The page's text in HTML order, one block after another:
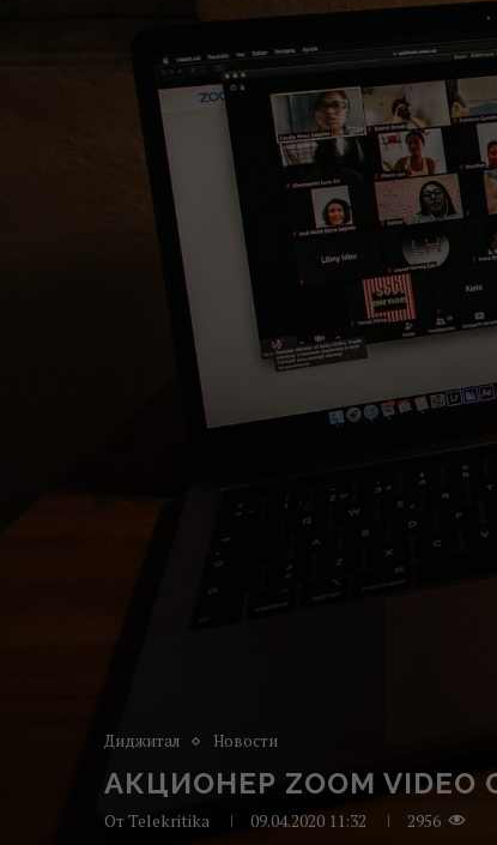
Диджитал Новости
АКЦИОНЕР ZOOM
ОтTelekritika 09.04.2020 11:32 2956